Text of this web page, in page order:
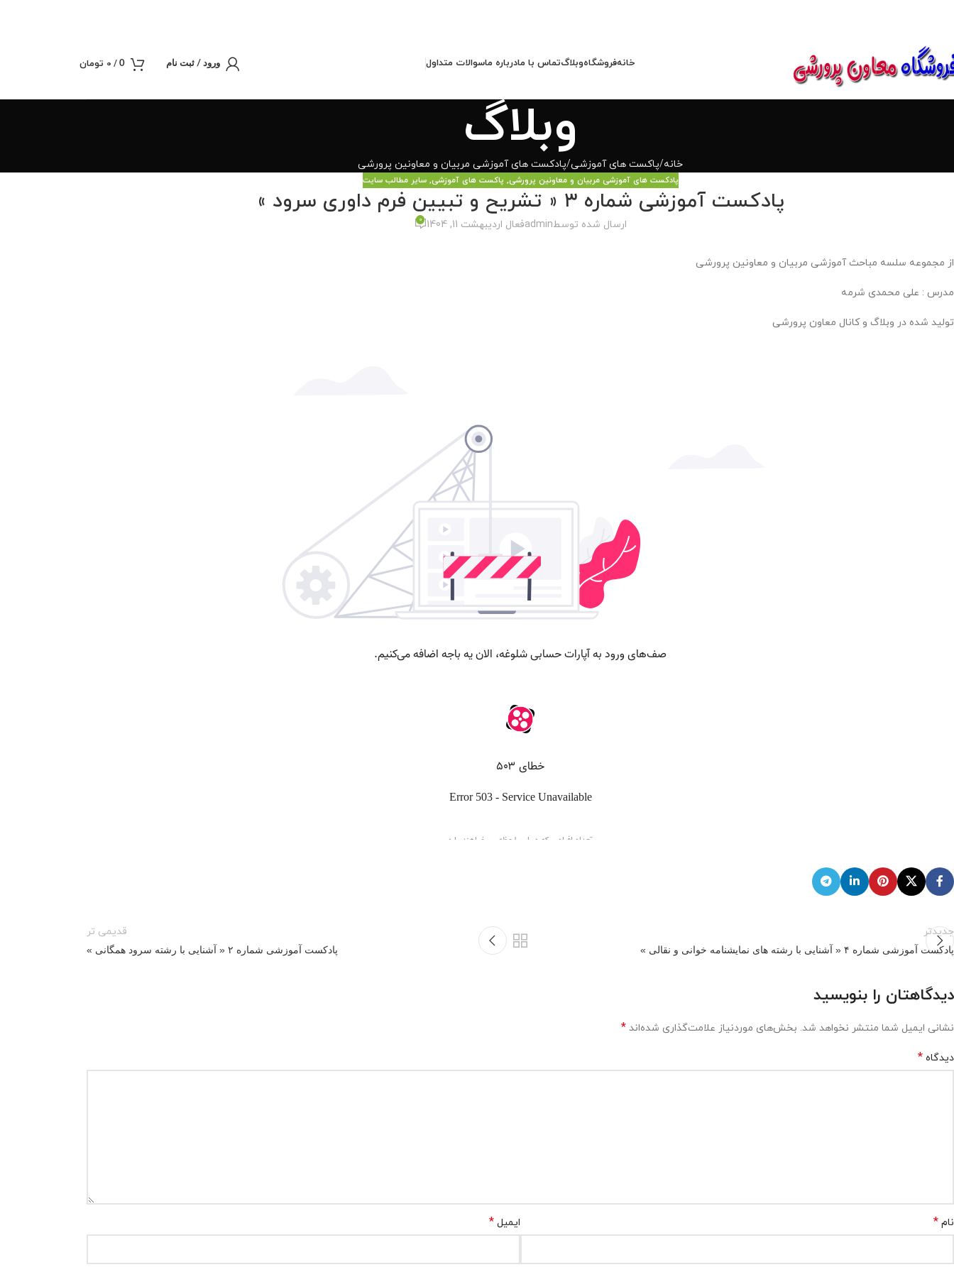
خانهفروشگاهوبلاگتماس با مادرباره ماسوالات متداول ورود / ثبت نام 0
/
0 تومان
وبلاگ
خانه پاکست های آموزشی پادکست های آموزشی مربیان و معاونین پرورشی
پادکست های آموزشی مربیان و معاونین پرورشی, پاکست های آموزشی,سایر مطالب سایت
پادکست آموزشی شماره ۳ « تشریح و تبیین فرم داوری سرود »
ارسال شده توسطadminفعال اردیبهشت 11, 1404 0
از مجموعه سلسه مباحث آموزشی مربیان و معاونین پرورشی
مدرس : علی محمدی شرمه
تولید شده در وبلاگ و کانال معاون پرورشی
جدیدتر
پادکست آموزشی شماره ۴ « آشنایی با رشته های نمایشنامه خوانی و نقالی »
قدیمی تر
پادکست آموزشی شماره ۲ « آشنایی با رشته سرود همگانی »
دیدگاهتان را بنویسید
نشانی ایمیل شما منتشر نخواهد شد. بخش‌های موردنیاز علامت‌گذاری شده‌اند *
دیدگاه *
نام * ایمیل *